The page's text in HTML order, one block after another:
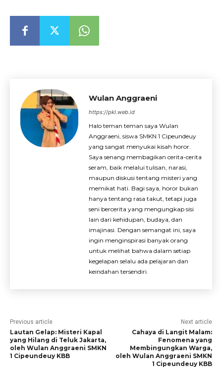
Wulan Anggraeni
https://pkl.web.id
Halo teman teman saya Wulan
Anggraeni, siswa SMKN 1 Cipeundeuy
yang sangat menyukai kisah horor.
Saya senang membagikan cerita-cerita
seram, baik melalui tulisan, narasi,
maupun diskusi tentang misteri yang
memikat hati. Bagi saya, horor bukan
hanya tentang rasa takut, tetapi juga
seni bercerita yang mengungkap sisi
lain dari kehidupan, budaya, dan
imajinasi. Dengan semangat ini, saya
ingin menginspirasi banyak orang
untuk melihat bahwa dalam setiap
kegelapan selalu ada pelajaran dan
keindahan tersendiri.
Previous article
Lautan Gelap: Misteri Kapal
yang Hilang di Teluk Jakarta,
oleh Wulan Anggraeni SMKN
1 Cipeundeuy KBB
Next article
Cahaya di Langit Malam:
Fenomena yang
Membingungkan Warga,
oleh Wulan Anggraeni SMKN
1 Cipeundeuy KBB